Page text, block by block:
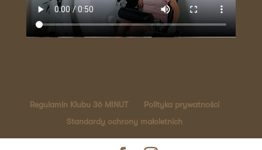
Regulamin Klubu 36 MINUT
Polityka prywatności
Standardy ochrony małoletnich